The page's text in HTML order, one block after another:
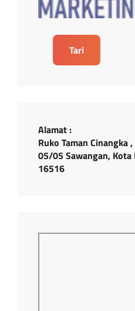
Tari
Alamat :
Ruko Taman Cinangka
05/05 Sawangan, Kota
16516